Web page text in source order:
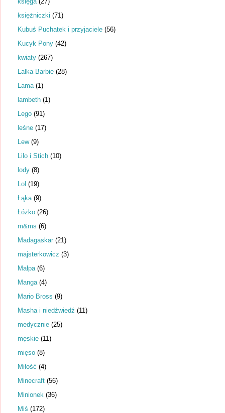
księżniczki (71)
Kubuś Puchatek i przyjaciele (56)
Kucyk Pony (42)
kwiaty (267)
Lalka Barbie (28)
Lama (1)
lambeth (1)
Lego (91)
leśne (17)
Lew (9)
Lilo i Stich (10)
lody (8)
Lol (19)
Łąka (9)
Łóżko (26)
m&ms (6)
Madagaskar (21)
majsterkowicz (3)
Małpa (6)
Manga (4)
Mario Bross (9)
Masha i niedźwiedź (11)
medycznie (25)
męskie (11)
mięso (8)
Miłość (4)
Minecraft (56)
Minionek (36)
Miś (172)